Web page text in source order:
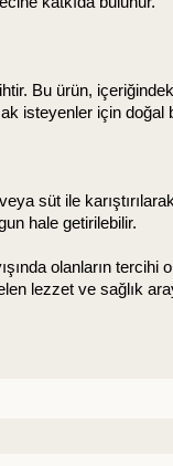
Bu ürün,
isteyenler için doğal
süt ile
hale getirilebilir.
olanların tercihi
lezzet ve sağlık